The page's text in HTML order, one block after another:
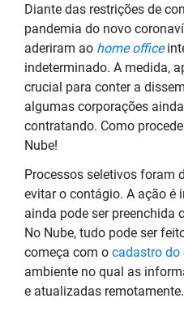
Diante das restrições de
pandemia do novo
aderiram ao home office
indeterminado. A medida,
crucial para conter a
algumas corporações
contratando. Como
Nube!
Processos seletivos foram
evitar o contágio. A ação é
ainda pode ser preenchida
No Nube, tudo pode ser
começa com o cadastro do
ambiente no qual as
e atualizadas remotamente.